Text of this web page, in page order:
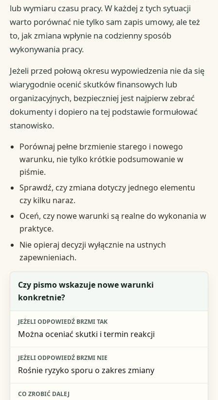
lub wymiaru czasu pracy. W każdej z tych sytuacji
warto porównać nie tylko sam zapis umowy, ale też
to, jak zmiana wpłynie na codzienny sposób
wykonywania pracy.
Jeżeli przed połową okresu wypowiedzenia nie da się
wiarygodnie ocenić skutków finansowych lub
organizacyjnych, bezpieczniej jest najpierw zebrać
dokumenty i dopiero na tej podstawie formułować
stanowisko.
Porównaj pełne brzmienie starego i nowego
warunku, nie tylko krótkie podsumowanie w
piśmie.
Sprawdź, czy zmiana dotyczy jednego elementu
czy kilku naraz.
Oceń, czy nowe warunki są realne do wykonania w
praktyce.
Nie opieraj decyzji wyłącznie na ustnych
zapewnieniach.
Pytanie decyzyjne
Jeżeli odpowiedź brzmi nie
Czy pismo wskazuje nowe warunki
konkretnie?
Można oceniać skutki i termin reakcji
Rośnie ryzyko sporu o zakres zmiany